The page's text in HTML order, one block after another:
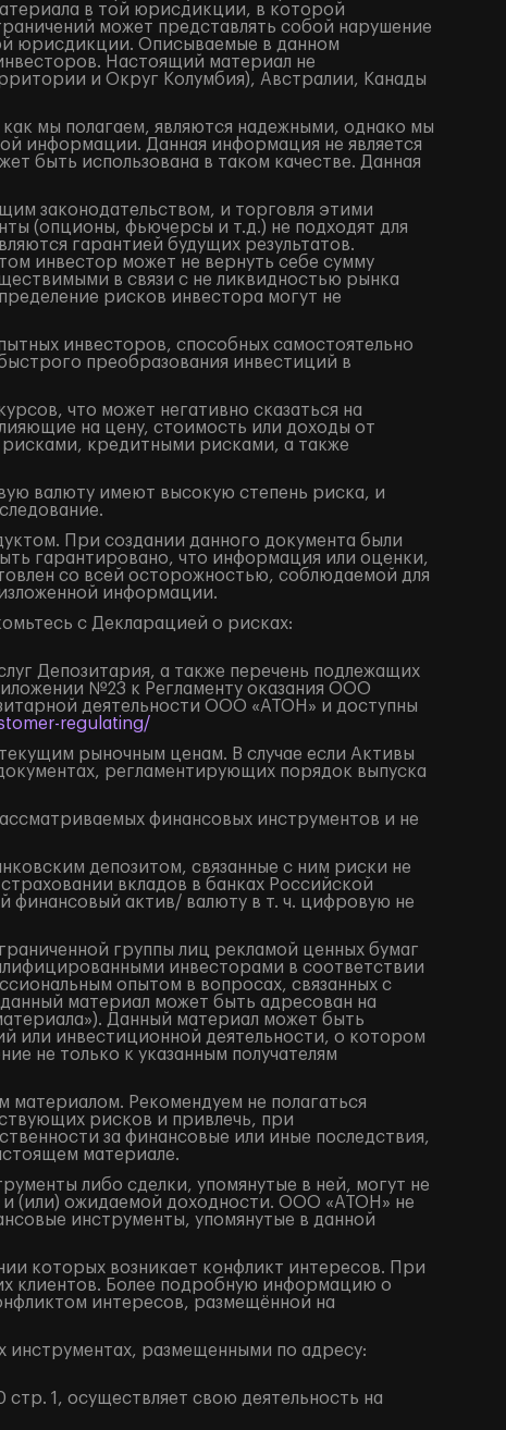
в той юрисдикции, в которой
может представлять собой нарушение
юрисдикции. Описываемые в данном
Настоящий материал не
и Округ Колумбия), Австралии, Канады
мы полагаем, являются надежными, однако мы
информации. Данная информация не является
быть использована в таком качестве. Данная
законодательством, и торговля этими
(опционы, фьючерсы и т.д.) не подходят для
гарантией будущих результатов.
инвестор может не вернуть себе сумму
в связи с не ликвидностью рынка
рисков инвестора могут не
инвесторов, способных самостоятельно
преобразования инвестиций в
что может негативно сказаться на
на цену, стоимость или доходы от
кредитными рисками, а также
валюту имеют высокую степень риска, и
При создании данного документа были
гарантировано, что информация или оценки,
со всей осторожностью, соблюдаемой для
информации.
с Декларацией о рисках:
Депозитария, а также перечень подлежащих
№23 к Регламенту оказания ООО
деятельности ООО «АТОН» и доступны
regulating/
рыночным ценам. В случае если Активы
регламентирующих порядок выпуска
финансовых инструментов и не
депозитом, связанные с ним риски не
вкладов в банках Российской
актив/ валюту в т. ч. цифровую не
группы лиц рекламой ценных бумаг
инвесторами в соответствии
опытом в вопросах, связанных с
материал может быть адресован на
Данный материал может быть
или инвестиционной деятельности, о котором
не только к указанным получателям
Рекомендуем не полагаться
рисков и привлечь, при
за финансовые или иные последствия,
материале.
либо сделки, упомянутые в ней, могут не
и (или) ожидаемой доходности. ООО «АТОН» не
инструменты, упомянутые в данной
которых возникает конфликт интересов. При
клиентов. Более подробную информацию о
интересов, размещённой на
инструментах, размещенными по адресу:
1, осуществляет свою деятельность на